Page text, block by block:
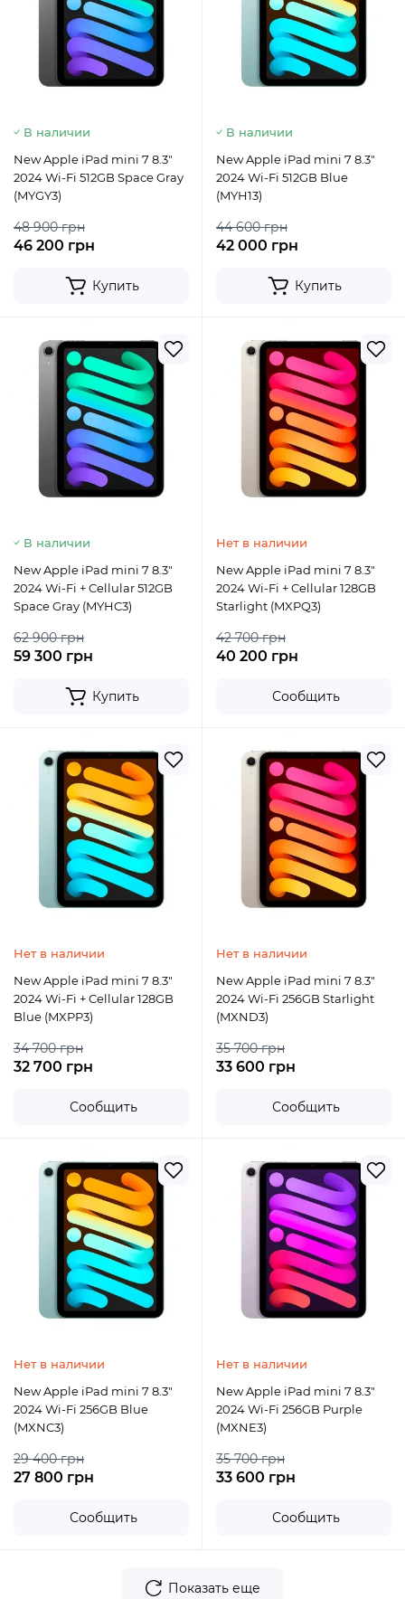
В наличии
New Apple iPad mini 7 8.3"
2024 Wi-Fi 512GB Space Gray
(MYGY3)
48 900 грн
46 200 грн
Купить
В наличии
New Apple iPad mini 7 8.3"
2024 Wi-Fi 512GB Blue
(MYH13)
44 600 грн
42 000 грн
Купить
В наличии
New Apple iPad mini 7 8.3"
2024 Wi-Fi + Cellular 512GB
Space Gray (MYHC3)
62 900 грн
59 300 грн
Купить
Нет в наличии
New Apple iPad mini 7 8.3"
2024 Wi-Fi + Cellular 128GB
Starlight (MXPQ3)
42 700 грн
40 200 грн
Сообщить
Нет в наличии
New Apple iPad mini 7 8.3"
2024 Wi-Fi + Cellular 128GB
Blue (MXPP3)
34 700 грн
32 700 грн
Сообщить
Нет в наличии
New Apple iPad mini 7 8.3"
2024 Wi-Fi 256GB Starlight
(MXND3)
35 700 грн
33 600 грн
Сообщить
Нет в наличии
New Apple iPad mini 7 8.3"
2024 Wi-Fi 256GB Blue
(MXNC3)
29 400 грн
27 800 грн
Сообщить
Нет в наличии
New Apple iPad mini 7 8.3"
2024 Wi-Fi 256GB Purple
(MXNE3)
35 700 грн
33 600 грн
Сообщить
Показать еще